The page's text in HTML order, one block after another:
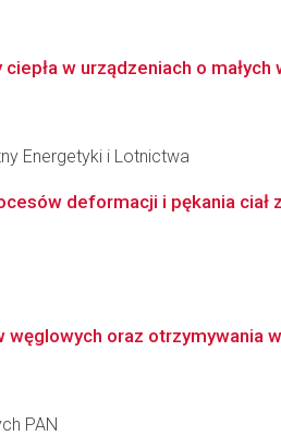
w urządzeniach o małych
Energetyki i Lotnictwa
deformacji i pękania ciał
oraz otrzymywania
PAN